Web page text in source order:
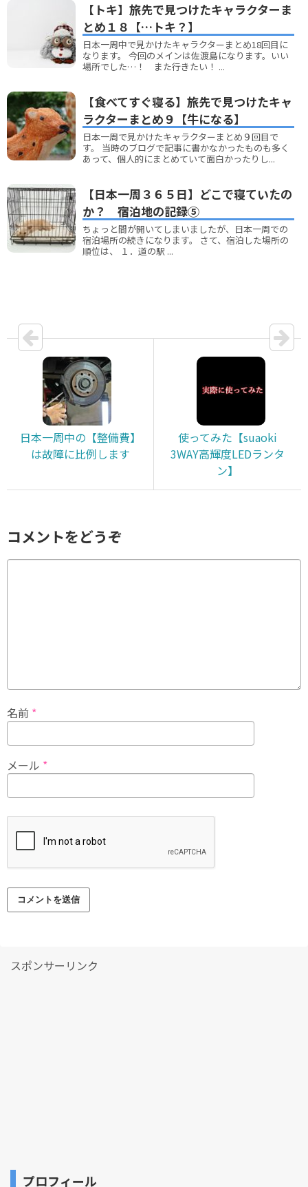
【トキ】旅先で見つけたキャラクターま
とめ１８【…トキ？】
日本一周中で見かけたキャラクターまとめ18回目に
なります。 今回のメインは佐渡島になります。いい
場所でした…！ また行きたい！ ...
【食べてすぐ寝る】旅先で見つけたキャ
ラクターまとめ９【牛になる】
日本一周で見かけたキャラクターまとめ９回目で
す。 当時のブログで記事に書かなかったものも多く
あって、個人的にまとめていて面白かったりし...
【日本一周３６５日】どこで寝ていたの
か？ 宿泊地の記録⑤
ちょっと間が開いてしまいましたが、日本一周での
宿泊場所の続きになります。 さて、宿泊した場所の
順位は、 １．道の駅 ...
日本一周中の【整備費】
は故障に比例します
使ってみた【suaoki
3WAY高輝度LEDランタ
ン】
コメントをどうぞ
名前 *
メール *
スポンサーリンク
プロフィール